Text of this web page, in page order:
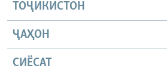
ТОҶИКИСТОН
ҶАҲОН
СИЁСАТ